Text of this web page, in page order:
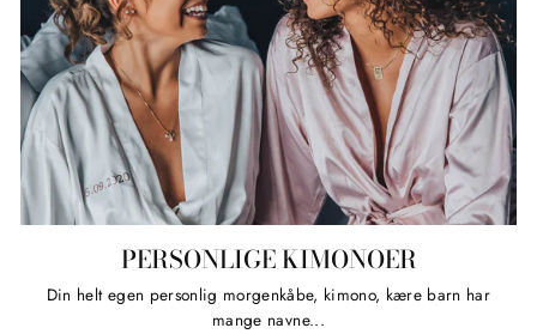
PERSONLIGE KIMONOER
Din helt egen personlig morgenkåbe, kimono, kære barn har
mange navne...